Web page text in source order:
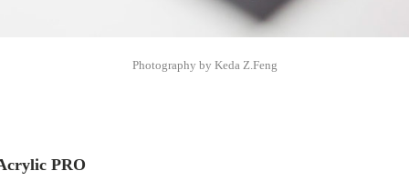
Photography by Keda Z.Feng
PRO